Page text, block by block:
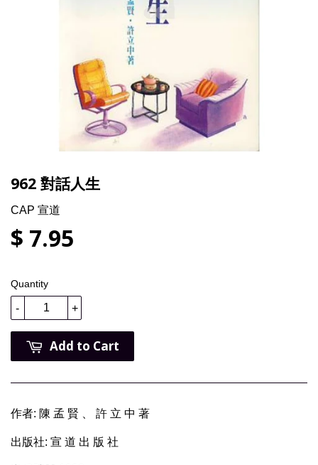
962 對話人生
CAP 宣道
$ 7.95
Quantity
+
-
Add to Cart
作者: 陳 孟 賢 、 許 立 中 著
出版社: 宣 道 出 版 社